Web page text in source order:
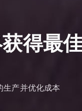
获得最
生产并优化成本